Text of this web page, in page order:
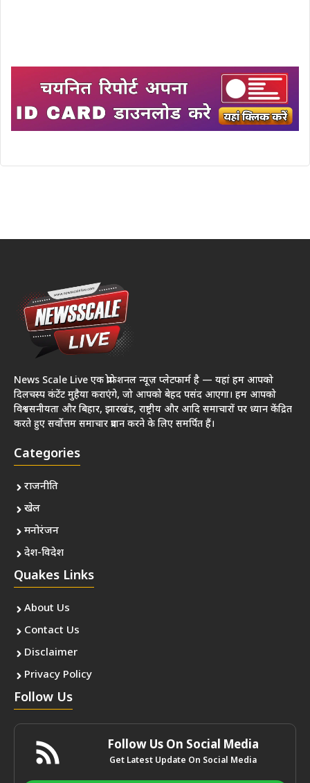
News Scale Live एक प्रोफेशनल न्यूज़ प्लेटफार्म है — यहां हम आपको
दिलचस्प कंटेंट मुहैया कराएंगे, जो आपको बेहद पसंद आएगा। हम आपको
विश्वसनीयता और बिहार, झारखंड, राष्ट्रीय और आदि समाचारों पर ध्यान केंद्रित
करते हुए सर्वोत्तम समाचार प्रदान करने के लिए समर्पित हैं।
Categories
राजनीति
खेल
मनोरंजन
देश-विदेश
Quakes Links
About Us
Contact Us
Disclaimer
Privacy Policy
Follow Us
Follow Us On Social Media
Get Latest Update On Social Media